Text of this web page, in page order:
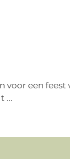
een feest
...